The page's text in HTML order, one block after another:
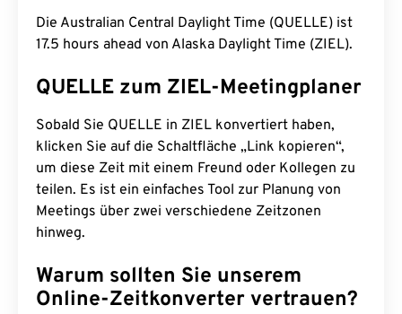
Die Australian Central Daylight Time (QUELLE) ist
17.5 hours ahead von Alaska Daylight Time (ZIEL).
QUELLE zum ZIEL-Meetingplaner
Sobald Sie QUELLE in ZIEL konvertiert haben,
klicken Sie auf die Schaltfläche „Link kopieren“,
um diese Zeit mit einem Freund oder Kollegen zu
teilen. Es ist ein einfaches Tool zur Planung von
Meetings über zwei verschiedene Zeitzonen
hinweg.
Warum sollten Sie unserem
Online-Zeitkonverter vertrauen?